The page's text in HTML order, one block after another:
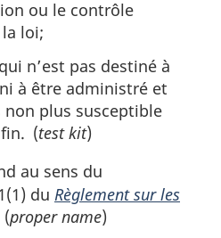
ou le contrôle
loi;
n’est pas destiné à
à être administré et
non plus susceptible
(test kit)
au sens du
du Règlement sur les
proper name)